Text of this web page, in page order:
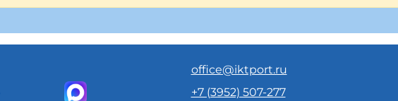
office@iktport.ru
+7 (3952) 507-277